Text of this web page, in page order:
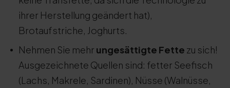
ihrer Herstellung geändert hat),
Brotaufstriche, Joghurts.
Nehmen Sie mehr ungesättigte Fette zu sich!
Ausgezeichnete Quellen sind: fetter Seefisch
(Lachs, Makrele, Sardinen), Nüsse (Walnüsse,